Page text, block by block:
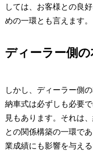
しては、お客様との良
めの一環とも言えます。
ディーラー側の
しかし、ディーラー側
納車式は必ずしも必要
見もあります。それは
との関係構築の一環で
業成績にも影響を与え